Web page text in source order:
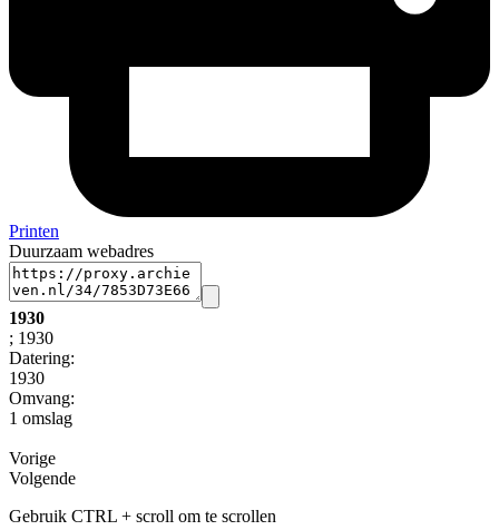
Printen
Duurzaam webadres
1930
; 1930
Datering:
1930
Omvang:
1 omslag
Vorige
Volgende
Gebruik CTRL + scroll om te scrollen